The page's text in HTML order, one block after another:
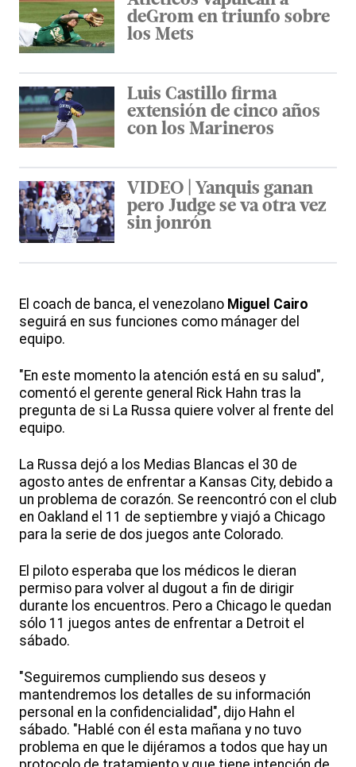
deGrom en triunfo sobre
los Mets
Luis Castillo firma
extensión de cinco años
con los Marineros
VIDEO | Yanquis ganan
pero Judge se va otra vez
sin jonrón
El coach de banca, el venezolano Miguel Cairo
seguirá en sus funciones como mánager del
equipo.
"En este momento la atención está en su salud",
comentó el gerente general Rick Hahn tras la
pregunta de si La Russa quiere volver al frente del
equipo.
La Russa dejó a los Medias Blancas el 30 de
agosto antes de enfrentar a Kansas City, debido a
un problema de corazón. Se reencontró con el club
en Oakland el 11 de septiembre y viajó a Chicago
para la serie de dos juegos ante Colorado.
El piloto esperaba que los médicos le dieran
permiso para volver al dugout a fin de dirigir
durante los encuentros. Pero a Chicago le quedan
sólo 11 juegos antes de enfrentar a Detroit el
sábado.
"Seguiremos cumpliendo sus deseos y
mantendremos los detalles de su información
personal en la confidencialidad", dijo Hahn el
sábado. "Hablé con él esta mañana y no tuvo
problema en que le dijéramos a todos que hay un